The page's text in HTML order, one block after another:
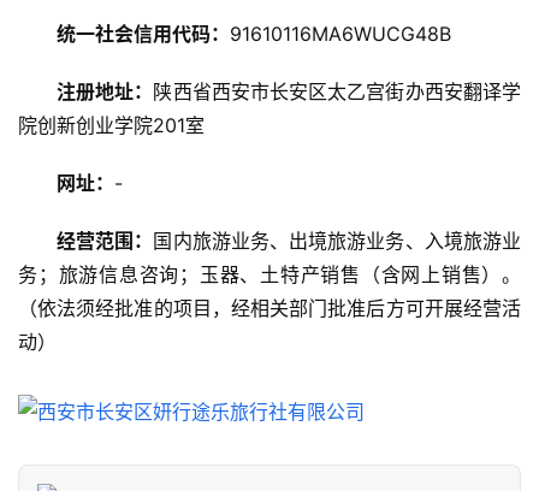
美
食
热
门
景
点
旅
统一社会信用代码： 91610116MA6WUCG48B
注册地址： 陕西省西安市长安区太乙宫街办西安翻译学
院创新创业学院201室
网址： -
经营范围： 国内旅游业务、出境旅游业务、入境旅游业
务；旅游信息咨询；玉器、土特产销售（含网上销售）。
（依法须经批准的项目，经相关部门批准后方可开展经营活
动）